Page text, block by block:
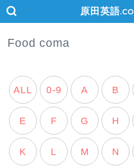
原田英語
Food coma
ALL 0-9 A B
E F G H
K L M N